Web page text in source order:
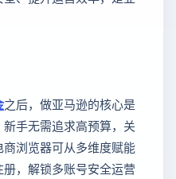
之后，做亚马逊的核心是
手无需追求高预算，关
浏览器可从多维度赋能
，解锁多账号安全运营